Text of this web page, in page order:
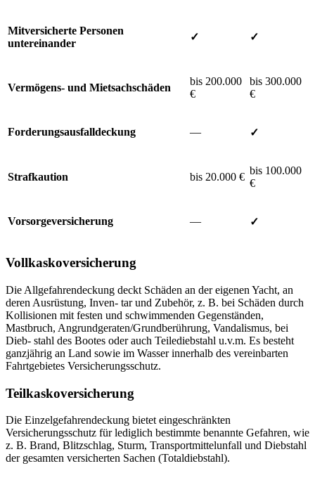
Mitversicherte Personen
untereinander
✓ ✓
Vermögens- und Mietsachschäden
bis 200.000
€
bis 300.000
€
Forderungsausfalldeckung — ✓
Strafkaution bis 20.000 €
bis 100.000
€
Vorsorgeversicherung — ✓
Vollkaskoversicherung
Die Allgefahrendeckung deckt Schäden an der eigenen Yacht, an
deren Ausrüstung, Inven- tar und Zubehör, z. B. bei Schäden durch
Kollisionen mit festen und schwimmenden Gegenständen,
Mastbruch, Angrundgeraten/Grundberührung, Vandalismus, bei
Dieb- stahl des Bootes oder auch Teilediebstahl u.v.m. Es besteht
ganzjährig an Land sowie im Wasser innerhalb des vereinbarten
Fahrtgebietes Versicherungsschutz.
Teilkaskoversicherung
Die Einzelgefahrendeckung bietet eingeschränkten
Versicherungsschutz für lediglich bestimmte benannte Gefahren, wie
z. B. Brand, Blitzschlag, Sturm, Transportmittelunfall und Diebstahl
der gesamten versicherten Sachen (Totaldiebstahl).